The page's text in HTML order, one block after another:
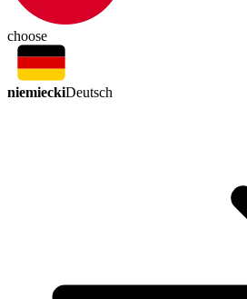
choose
niemieckiDeutsch